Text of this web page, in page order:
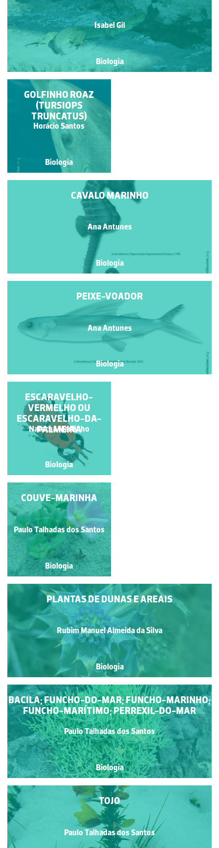
Isabel Gil
Biologia
MONARCA
João Paulo Araújo
Fernandes
Biologia
CAVALO MARINHO
Ana Antunes
Biologia
GOLFINHO ROAZ
(TURSIOPS
TRUNCATUS)
Horácio Santos
Biologia
PEIXE-VOADOR
Ana Antunes
Biologia
ESCARAVELHO-
VERMELHO
Natacha Martinho
Biologia
ESCARAVELHO-
VERMELHO OU
ESCARAVELHO-DA-
PALMEIRA
Natacha Martinho
Biologia
MOSCA-DOMÉSTICA
Natacha Martinho
Biologia
PLANTAS DE DUNAS E AREAIS
Rubim Manuel Almeida da Silva
Biologia
BACILA; FUNCHO-DO-MAR; FUNCHO-MARINHO;
FUNCHO-MARÍTIMO; PERREXIL-DO-MAR
Paulo Talhadas dos Santos
Biologia
TOJO
Paulo Talhadas dos Santos
COUVE-MARINHA
Paulo Talhadas dos Santos
Biologia